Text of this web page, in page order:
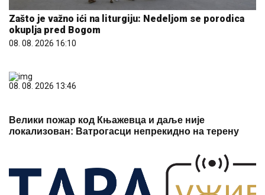
Zašto je važno ići na liturgiju: Nedeljom se porodica
okuplja pred Bogom
08. 08. 2026 16:10
08. 08. 2026 13:46
Велики пожар код Књажевца и даље није
локализован: Ватрогасци непрекидно на терену